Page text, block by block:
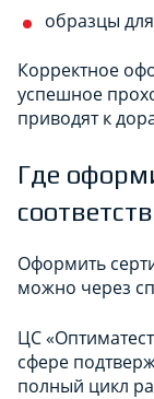
образцы
Корректное
успешное
приводят к
Где
Оформить
можно через
ЦС
сфере
полный цикл